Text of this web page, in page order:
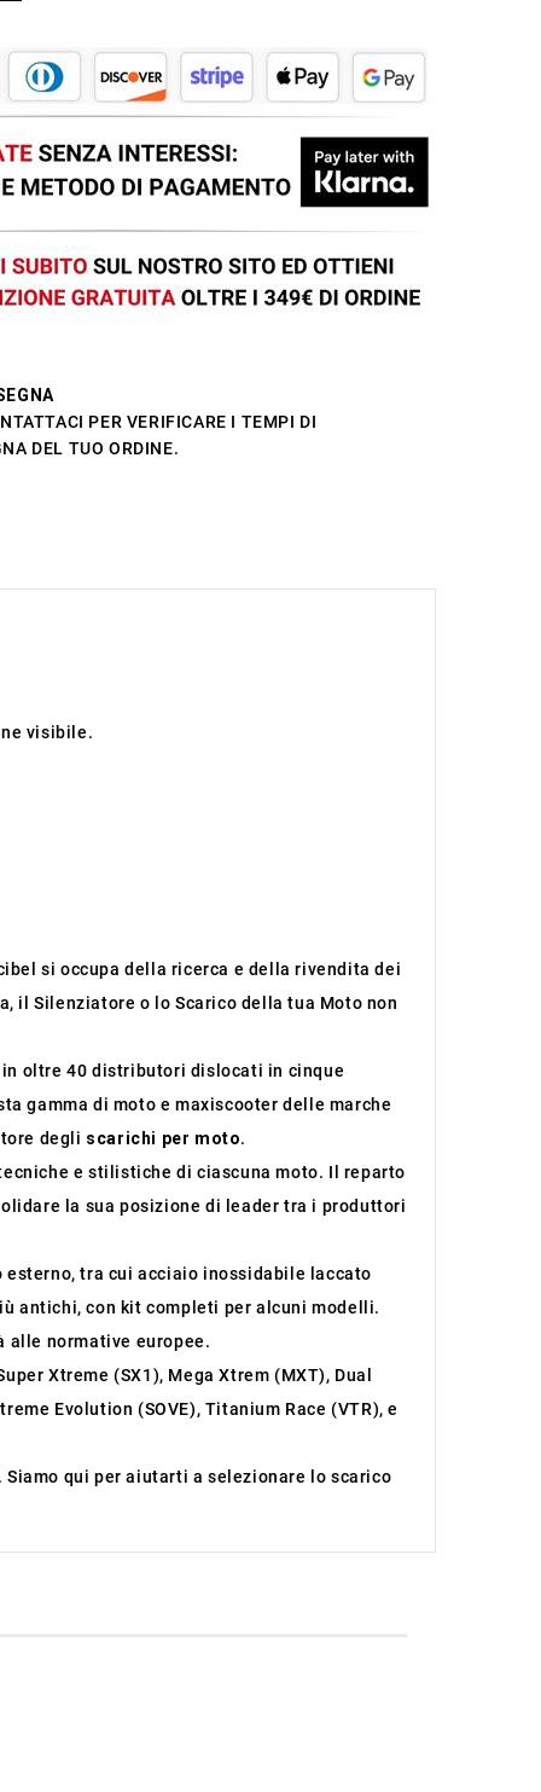
PER VERIFICARE I TEMPI DI
DEL TUO ORDINE.
visibile.
si occupa della ricerca e della rivendita dei
il Silenziatore o lo Scarico della tua Moto non
oltre 40 distributori dislocati in cinque
gamma di moto e maxiscooter delle marche
degli scarichi per moto.
e stilistiche di ciascuna moto. Il reparto
la sua posizione di leader tra i produttori
tra cui acciaio inossidabile laccato
antichi, con kit completi per alcuni modelli.
alle normative europee.
Xtreme (SX1), Mega Xtrem (MXT), Dual
Evolution (SOVE), Titanium Race (VTR), e
Siamo qui per aiutarti a selezionare lo scarico